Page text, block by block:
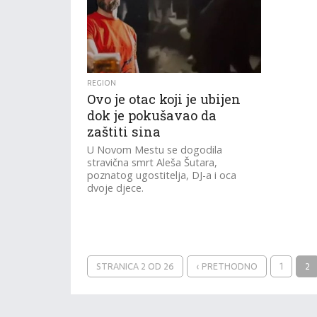
REGION
Ovo je otac koji je ubijen
dok je pokušavao da
zaštiti sina
U Novom Mestu se dogodila
stravična smrt Aleša Šutara,
poznatog ugostitelja, DJ-a i oca
dvoje djece.
STRANICA 2 OD 26 ‹ PRETHODNO 1 2